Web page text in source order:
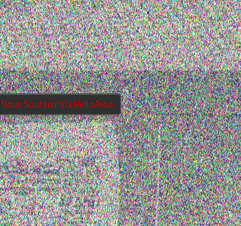
Nous Soutenir Via HelloAsso